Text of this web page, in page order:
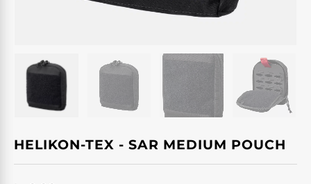
HELIKON-TEX - SAR MEDIUM POUCH